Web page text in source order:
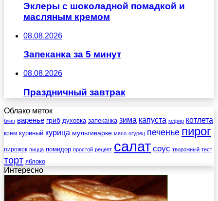
Эклеры с шоколадной помадкой и
масляным кремом
08.08.2026
Запеканка за 5 минут
08.08.2026
Праздничный завтрак
Облако меток
блин варенье гриб духовка запеканка зима капуста кефир котлета
крем куриный курица мультиварке мясо огурец печенье пирог
пирожок пицца помидор простой рецепт салат соус творожный тест
торт яблоко
Интересно